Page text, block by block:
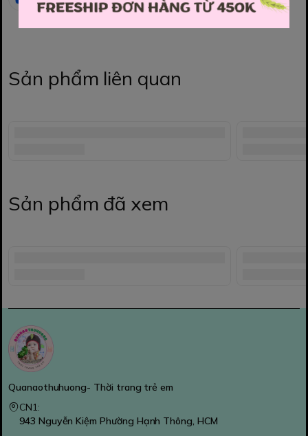
Sản phẩm liên quan
Sản phẩm đã xem
Quanaothuhuong- Thời trang trẻ em
CN1:
943 Nguyễn Kiệm Phường Hạnh Thông, HCM